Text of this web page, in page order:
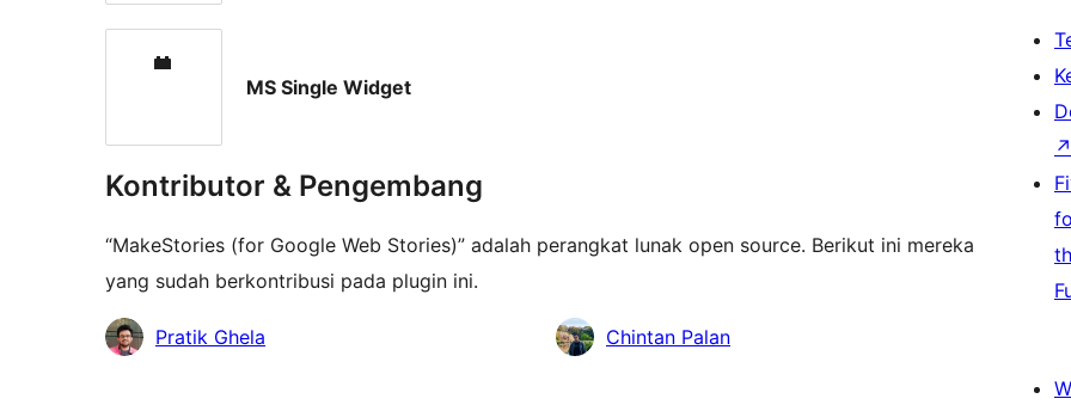
MS Single Widget
Kontributor & Pengembang
“MakeStories (for Google Web Stories)” adalah perangkat lunak open source. Berikut ini mereka
yang sudah berkontribusi pada plugin ini.
KontributorPratik Ghela Chintan Palan
↗